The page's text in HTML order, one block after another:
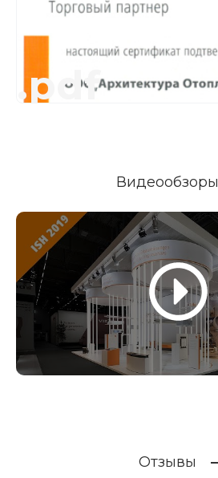
.pdf
Видеообзоры
Отзывы